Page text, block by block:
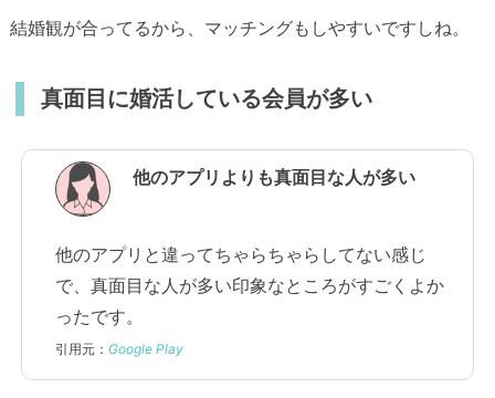
結婚観が合ってるから、マッチングもしやすいですしね。
真面目に婚活している会員が多い
他のアプリよりも真面目な人が多い
他のアプリと違ってちゃらちゃらしてない感じ
で、真面目な人が多い印象なところがすごくよか
ったです。
引用元： Google Play